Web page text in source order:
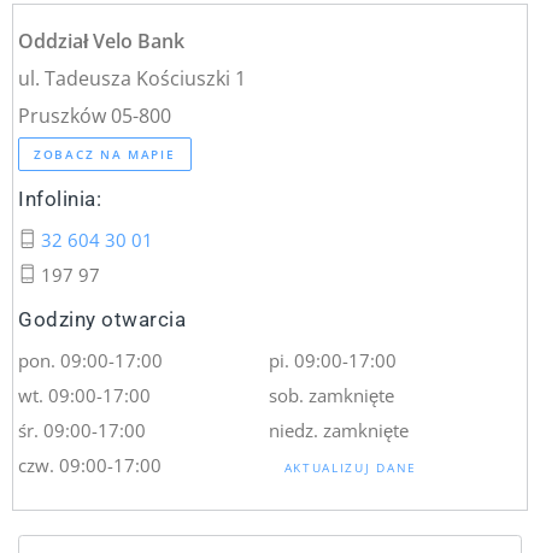
Oddział Velo Bank
ul. Tadeusza Kościuszki 1
Pruszków 05-800
ZOBACZ NA MAPIE
Infolinia:
32 604 30 01
197 97
Godziny otwarcia
pon. 09:00-17:00
wt. 09:00-17:00
śr. 09:00-17:00
czw. 09:00-17:00
pi. 09:00-17:00
sob. zamknięte
niedz. zamknięte
AKTUALIZUJ DANE